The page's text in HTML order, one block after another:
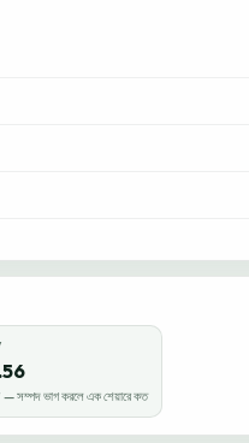
সম্পদ ভাগ করলে এক শেয়ারে কত